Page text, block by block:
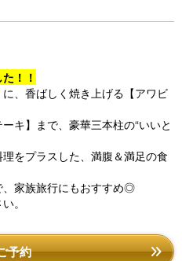
！！
、香ばしく焼き上げる【アワビ
キ】まで、豪華三本柱の“いいと
をプラスした、満腹＆満足の食
、家族旅行にもおすすめ◎
。
予約